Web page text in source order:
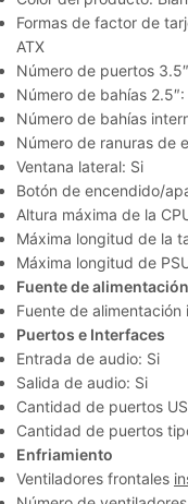
Formas de factor de
ATX
Número de puertos
Número de bahías 2.5″:
Número de bahías
Número de ranuras de
Ventana lateral: Si
Botón de encendido/
Altura máxima de la
Máxima longitud de la
Máxima longitud de
Fuente de alimentación
Fuente de alimentación
Puertos e Interfaces
Entrada de audio: Si
Salida de audio: Si
Cantidad de puertos
Cantidad de puertos
Enfriamiento
Ventiladores frontales